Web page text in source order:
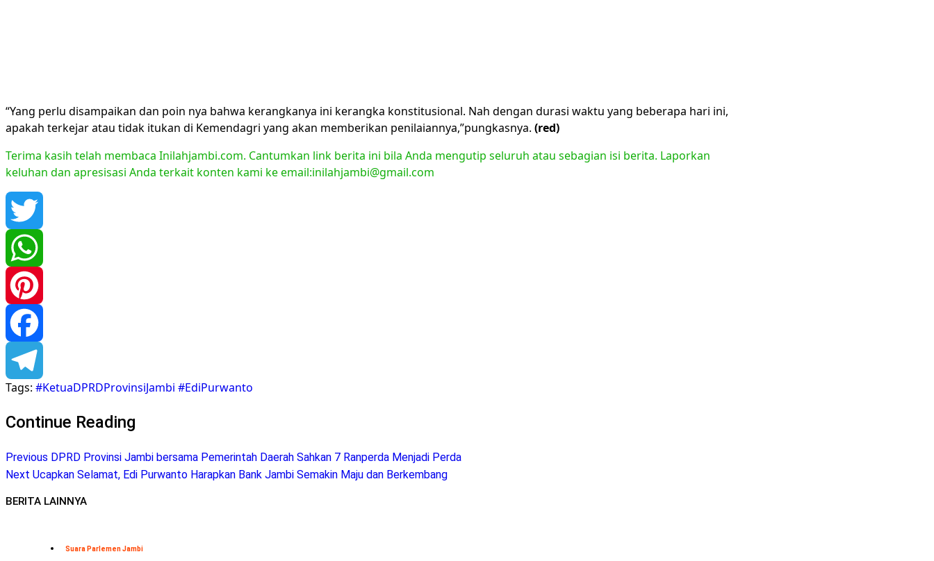
“Yang perlu disampaikan dan poin nya bahwa kerangkanya ini kerangka konstitusional. Nah dengan durasi waktu yang beberapa hari ini,
apakah terkejar atau tidak itukan di Kemendagri yang akan memberikan penilaiannya,”pungkasnya. (red)
Terima kasih telah membaca Inilahjambi.com. Cantumkan link berita ini bila Anda mengutip seluruh atau sebagian isi berita. Laporkan
keluhan dan apresisasi Anda terkait konten kami ke email:inilahjambi@gmail.com
Twitter
WhatsApp
Pinterest
Facebook
Telegram
Tags: #KetuaDPRDProvinsiJambi #EdiPurwanto
Continue Reading
Previous DPRD Provinsi Jambi bersama Pemerintah Daerah Sahkan 7 Ranperda Menjadi Perda
Next Ucapkan Selamat, Edi Purwanto Harapkan Bank Jambi Semakin Maju dan Berkembang
BERITA LAINNYA
Suara Parlemen Jambi